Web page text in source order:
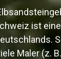
ist
Maler (z.